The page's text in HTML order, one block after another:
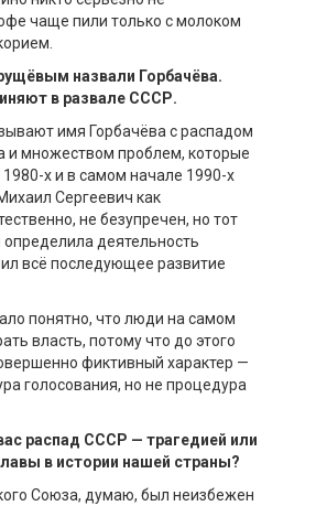
чаще пили только с молоком
назвали Горбачёва.
в развале СССР.
имя Горбачёва с распадом
и множеством проблем, которые
х и в самом начале 1990-х
Сергеевич как
не безупречен, но тот
деятельность
всё последующее развитие
понятно, что люди на самом
власть, потому что до этого
фиктивный характер —
голосования, но не процедура
распад СССР — трагедией или
в истории нашей страны?
Союза, думаю, был неизбежен